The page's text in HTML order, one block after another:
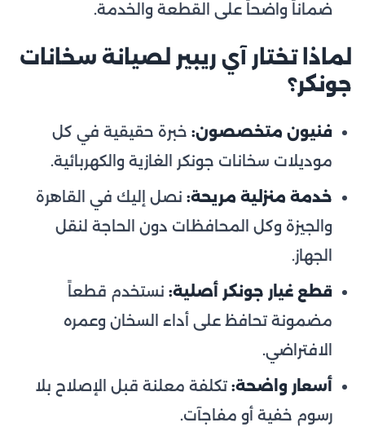
ضماناً واضحاً على القطعة والخدمة.
لماذا تختار آي ريبير لصيانة سخانات
جونكر؟
فنيون متخصصون: خبرة حقيقية في كل
موديلات سخانات جونكر الغازية والكهربائية.
خدمة منزلية مريحة: نصل إليك في القاهرة
والجيزة وكل المحافظات دون الحاجة لنقل
الجهاز.
قطع غيار جونكر أصلية: نستخدم قطعاً
مضمونة تحافظ على أداء السخان وعمره
الافتراضي.
أسعار واضحة: تكلفة معلنة قبل الإصلاح بلا
رسوم خفية أو مفاجآت.